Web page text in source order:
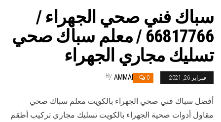
سباك فني صحي الجهراء /
66817766 / معلم سباك صحي
تسليك مجاري الجهراء
فبراير 26, 2021 0
By AMMAR
أفضل سباك فني صحي الجهراء بالكويت معلم سباك صحي
مقاول أدوات صحية الجهراء بالكويت تسليك مجاري تركيب أطقم